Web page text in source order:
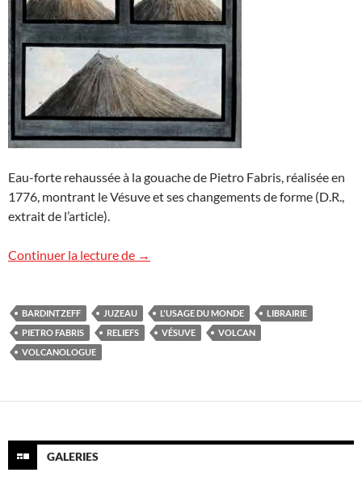
Eau-forte rehaussée à la gouache de Pietro Fabris, réalisée en
1776, montrant le Vésuve et ses changements de forme (D.R.,
extrait de l’article).
Continuer la lecture de Rencontre à la librairie
→
BARDINTZEFF JUZEAU L'USAGE DU MONDE
LIBRAIRIE
PIETRO FABRIS
RELIEFS VÉSUVE
VOLCAN
VOLCANOLOGUE
GALERIES